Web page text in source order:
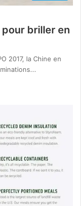
pour briller en
2017, la Chine en